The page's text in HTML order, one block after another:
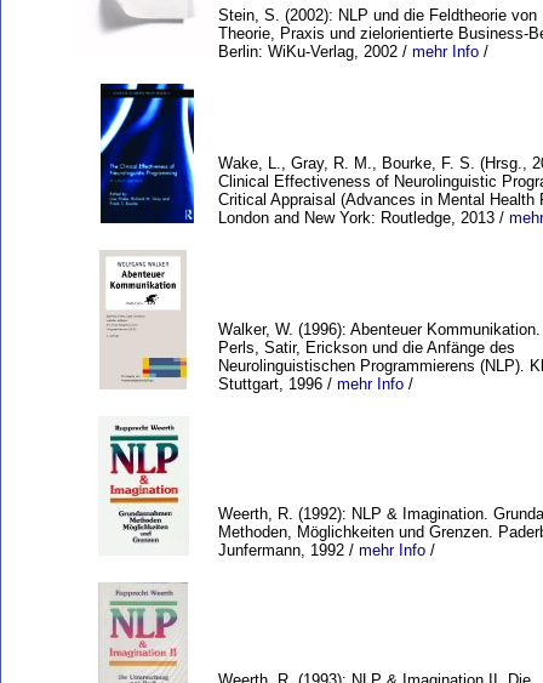
Stein, S. (2002): NLP und die Feldtheorie von
Theorie, Praxis und zielorientierte Business-
Berlin: WiKu-Verlag, 2002 / mehr Info /
Wake, L., Gray, R. M., Bourke, F. S. (Hrsg.,
Clinical Effectiveness of Neurolinguistic
Critical Appraisal (Advances in Mental Health
London and New York: Routledge, 2013 /
Walker, W. (1996): Abenteuer
Perls, Satir, Erickson und die Anfänge des
Neurolinguistischen Programmierens (NLP).
Stuttgart, 1996 / mehr Info /
Weerth, R. (1992): NLP & Imagination.
Methoden, Möglichkeiten und Grenzen.
Junfermann, 1992 / mehr Info /